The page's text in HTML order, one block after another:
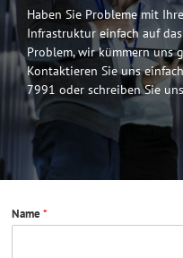
Haben Sie Probleme mit
Infrastruktur einfach auf
Problem, wir kümmern uns
Kontaktieren Sie uns
7991 oder schreibenSie
Name*